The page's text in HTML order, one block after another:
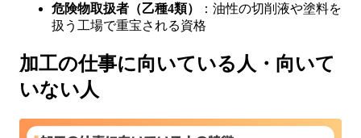
危険物取扱者（乙種4類）
：油性の切削液や塗料を
扱う工場で重宝される資格
加工の仕事に向いている人・向いて
いない人